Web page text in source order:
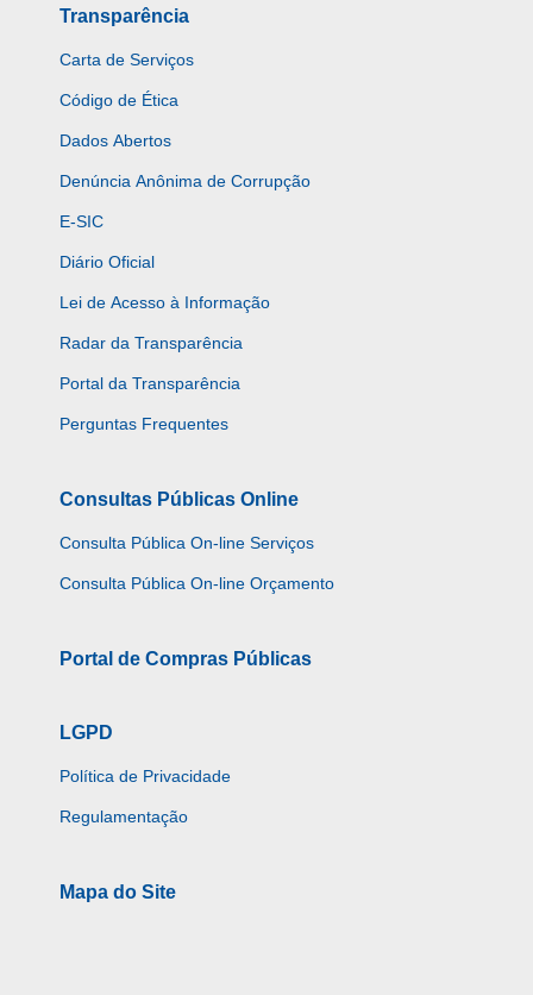
Transparência
Carta de Serviços
Código de Ética
Dados Abertos
Denúncia Anônima de Corrupção
E-SIC
Diário Oficial
Lei de Acesso à Informação
Radar da Transparência
Portal da Transparência
Perguntas Frequentes
Consultas Públicas Online
Consulta Pública On-line Serviços
Consulta Pública On-line Orçamento
Portal de Compras Públicas
LGPD
Política de Privacidade
Regulamentação
Mapa do Site